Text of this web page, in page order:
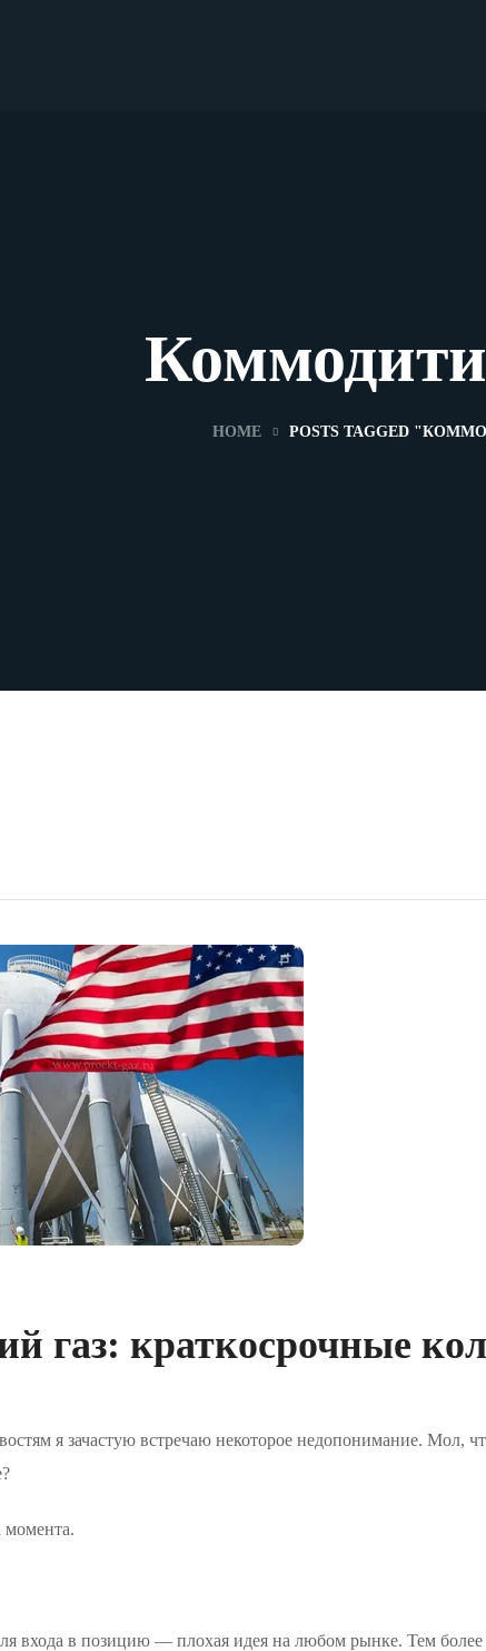
HOME POSTS TAGGED
газ: краткосрочные
я зачастую встречаю некоторое недопонимание. Мол,
входа в позицию — плохая идея на любом рынке. Тем